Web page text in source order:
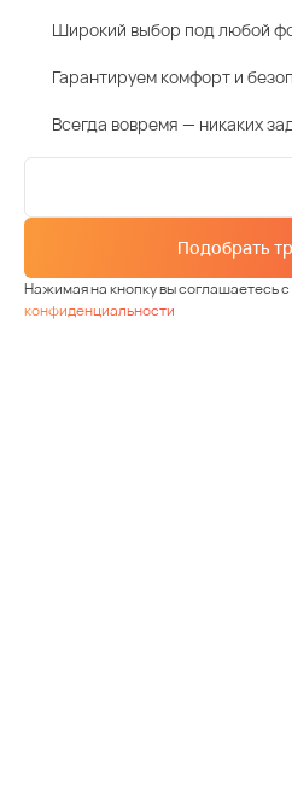
Широкий выбор под любой
Гарантируем комфорт и
Всегда вовремя — никаких
Подобрать
Нажимая на кнопку вы соглашаетесь с
конфиденциальности